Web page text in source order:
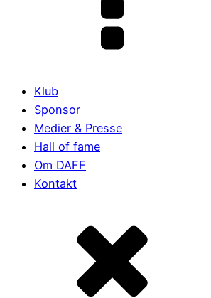
Klub
Sponsor
Medier & Presse
Hall of fame
Om DAFF
Kontakt